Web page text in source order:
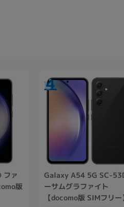
ァ
版
Galaxy A54 5G SC-
ーサムグラファイト
【docomo版 SIMフリー